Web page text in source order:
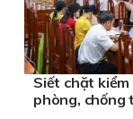
Siết chặt
phòng, chống